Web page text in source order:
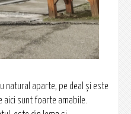
natural aparte, pe deal și este
aici sunt foarte amabile.